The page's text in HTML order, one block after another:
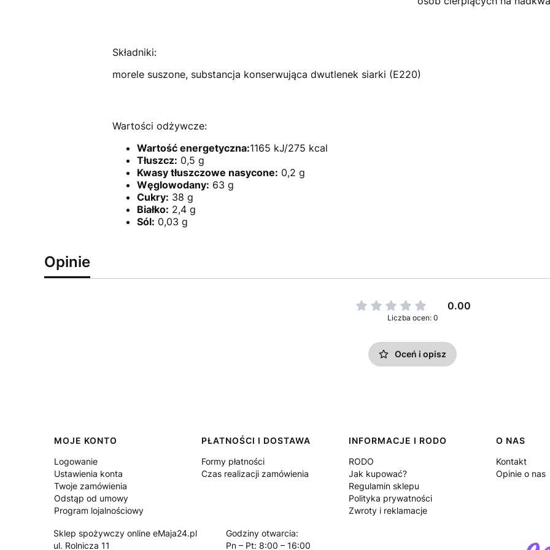
Składniki:
morele suszone, substancja konserwująca dwutlenek siarki (E220)
Wartości odżywcze:
Wartość energetyczna:1165 kJ/275 kcal
Tłuszcz: 0,5 g
Kwasy tłuszczowe nasycone: 0,2 g
Węglowodany: 63 g
Cukry: 38 g
Białko: 2,4 g
Sól: 0,03 g
Opinie
0.00
Liczba ocen: 0
Oceń i opisz
Linki w stopce
MOJE KONTO
Logowanie
Ustawienia konta
Twoje zamówienia
Odstąp od umowy
Program lojalnościowy
PŁATNOŚCI I DOSTAWA
Formy płatności
Czas realizacji zamówienia
INFORMACJE I RODO
RODO
Jak kupować?
Regulamin sklepu
Polityka prywatności
Zwroty i reklamacje
O NAS
Kontakt
Opinie o nas
Sklep spożywczy online eMaja24.pl
ul. Rolnicza 11
Godziny otwarcia:
Pn – Pt: 8:00 – 16:00